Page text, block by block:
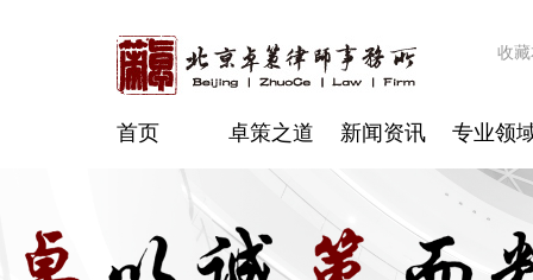
收
首页 卓策之道 新闻资讯 专业领